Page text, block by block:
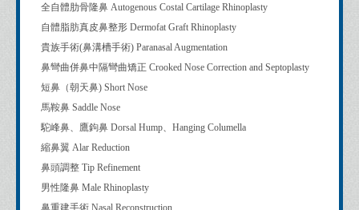
全自體肋骨隆鼻 Autogenous Costal Cartilage Rhinoplasty
自體脂肪真皮鼻整形 Dermofat Graft Rhinoplasty
貴族手術(鼻溝槽手術) Paranasal Augmentation
鼻彎曲併鼻中隔彎曲矯正 Crooked Nose Correction and Septoplasty
短鼻（朝天鼻) Short Nose
馬鞍鼻 Saddle Nose
駝峰鼻、鷹鉤鼻 Dorsal Hump、Hanging Columella
縮鼻翼 Alar Reduction
鼻頭調整 Tip Refinement
男性隆鼻 Male Rhinoplasty
鼻重建手術 Nasal Reconstruction